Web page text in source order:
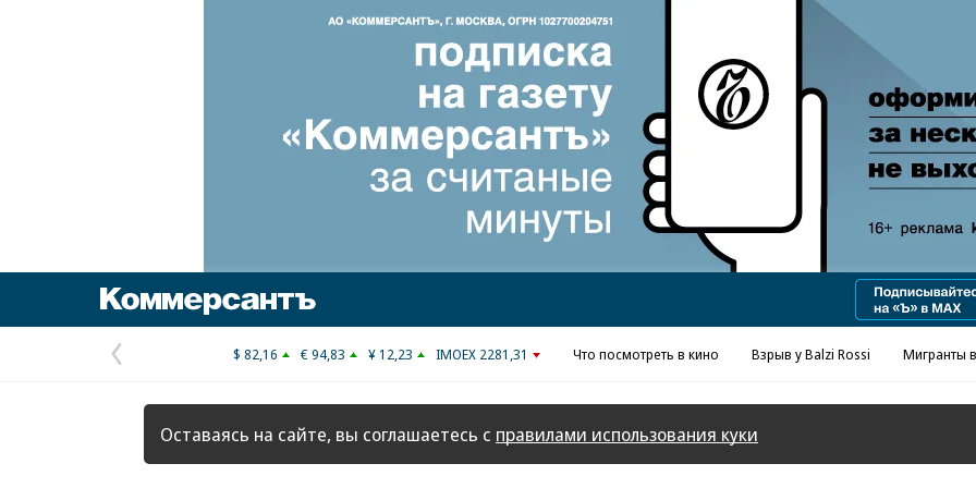
Реклама в «Ъ» www.kommersant.ru/ad
Предыдущая
страница
$ 82,16 € 94,83 ¥ 12,23 IMOEX 2281,31 Что посмотреть в кино Взрыв у Balzi Rossi Мигранты
Оставаясь на сайте, вы соглашаетесь с правилами использования куки